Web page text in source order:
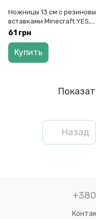
Ножницы 13 см с
вставками Minecraft YES,
480459
61 грн
Купить
Назад